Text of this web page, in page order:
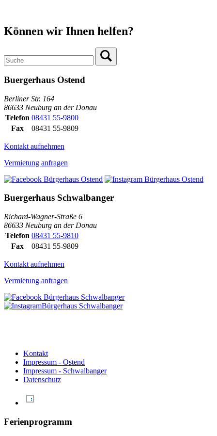
Können wir Ihnen helfen?
Buergerhaus Ostend
Berliner Str. 164
86633 Neuburg an der Donau
Telefon 08431 55-9800
Fax
08431 55-9809
Kontakt aufnehmen
Vermietung anfragen
Buergerhaus Schwalbanger
Richard-Wagner-Straße 6
86633 Neuburg an der Donau
Telefon 08431 55-9810
Fax
08431 55-9809
Kontakt aufnehmen
Vermietung anfragen
Kontakt
Impressum - Ostend
Impressum - Schwalbanger
Datenschutz
Ferienprogramm